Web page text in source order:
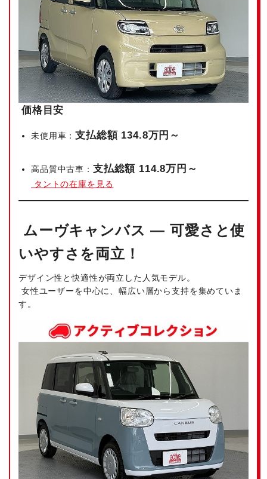
価格目安
未使用車：支払総額 134.8万円～
高品質中古車： 支払総額 114.8万円～
タントの在庫を見る
ムーヴキャンバス — 可愛さと使
いやすさを両立！
デザイン性と快適性が両立した人気モデル。
女性ユーザーを中心に、幅広い層から支持を集めていま
す。